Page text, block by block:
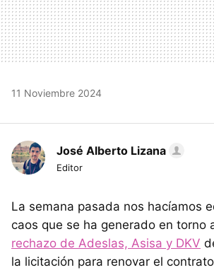
11 Noviembre 2024
José Alberto Lizana
Editor
La semana pasada nos hacíamos
caos que se ha generado en torno
rechazo de Adeslas, Asisa y DKV
la licitación para renovar el